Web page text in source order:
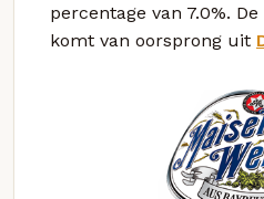
percentage van 7.0%.
komt van oorsprong uit